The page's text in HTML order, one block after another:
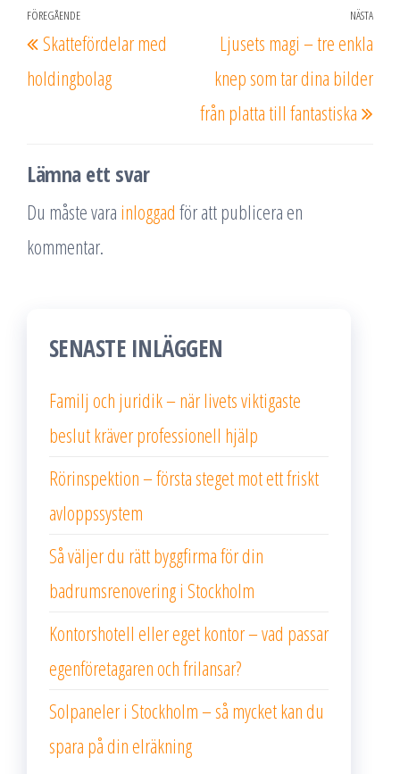
Inläggsnavigering
Föregående
inlägg
FÖREGÅENDE
Skattefördelar med
holdingbolag
NÄSTA
Ljusets magi – tre enkla
knep som tar dina bilder
från platta till fantastiska
Lämna ett svar
Du måste vara inloggad för att publicera en
kommentar.
SENASTE INLÄGGEN
Familj och juridik – när livets viktigaste
beslut kräver professionell hjälp
Rörinspektion – första steget mot ett friskt
avloppssystem
Så väljer du rätt byggfirma för din
badrumsrenovering i Stockholm
Kontorshotell eller eget kontor – vad passar
egenföretagaren och frilansar?
Solpaneler i Stockholm – så mycket kan du
spara på din elräkning